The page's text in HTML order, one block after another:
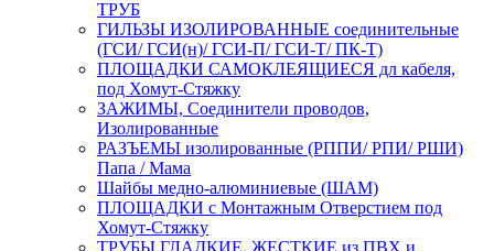
ТРУБ
ГИЛЬЗЫ ИЗОЛИРОВАННЫЕ соединительные
(ГСИ/ ГСИ(н)/ ГСИ-П/ ГСИ-Т/ ПК-Т)
ПЛОЩАДКИ САМОКЛЕЯЩИЕСЯ дл кабеля,
под Хомут-Стяжку
ЗАЖИМЫ, Соединители проводов,
Изолированные
РАЗЪЕМЫ изолированные (РППИ/ РПИ/ РШИ)
Папа / Мама
Шайбы медно-алюминиевые (ШАМ)
ПЛОЩАДКИ с Монтажным Отверстием под
Хомут-Стяжку
ТРУБЫ ГЛАДКИЕ, ЖЕСТКИЕ из ПВХ и